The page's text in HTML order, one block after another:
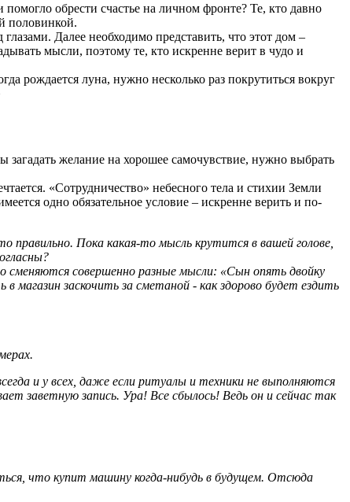
обрести счастье на личном фронте? Те, кто давно
половинкой.
Далее необходимо представить, что этот дом –
мысли, поэтому те, кто искренне верит в чудо и
рождается луна, нужно несколько раз покрутиться вокруг
желание на хорошее самочувствие, нужно выбрать
«Сотрудничество» небесного тела и стихии Земли
одно обязательное условие – искренне верить и по-
Пока какая-то мысль крутится в вашей голове,
совершенно разные мысли: «Сын опять двойку
магазин заскочить за сметаной - как здорово будет ездить
и у всех, даже если ритуалы и техники не выполняются
заветную запись. Ура! Все сбылось! Ведь он и сейчас так
что купит машину когда-нибудь в будущем. Отсюда